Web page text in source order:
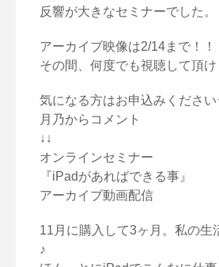
反響が大きなセミナーでした。
アーカイブ映像は2/14まで！！
その間、何度でも視聴して頂け
気になる方はお申込みくださ
月乃からコメント
↓↓
オンラインセミナー
『iPadがあればできる事』
アーカイブ動画配信
11月に購入して3ヶ月。私の生
♪